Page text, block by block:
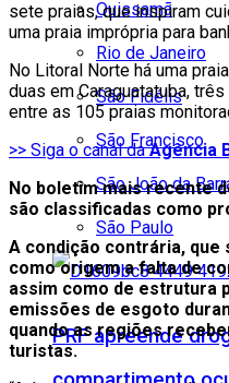
Quissamã
Rio de Janeiro
São Fidélis
São Francisco
São João da
São Paulo
PRF apreende
sete praias, que inspiram
uma praia imprópria para
No Litoral Norte há uma
duas em Caraguatatuba,
entre as 105 praias
>> Siga o canal daAgência
No boletim mais recente
são classificadas como
A condição contrária,
como origem a falta de
assim como de estrutura
emissões de esgoto
quando as regiões
turistas.